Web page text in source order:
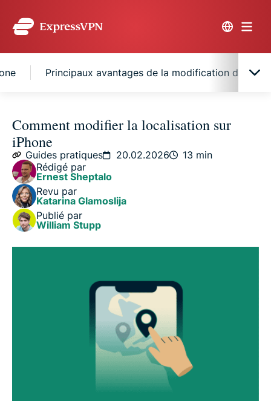
Principaux avantages de la modification de la
Comment l’iPhone suit votre localisation
4 méthodes faciles pour modifier la localisation de
votre iPhone
Principaux avantages de la modification de la
localisation de l’iPhone
FAQ : Questions fréquentes sur la modification de
Comment modifier la localisation sur
iPhone
Guides pratiques 20.02.2026
13 min
Rédigé par
Ernest Sheptalo
Revu par
Katarina Glamoslija
Publié par
William Stupp